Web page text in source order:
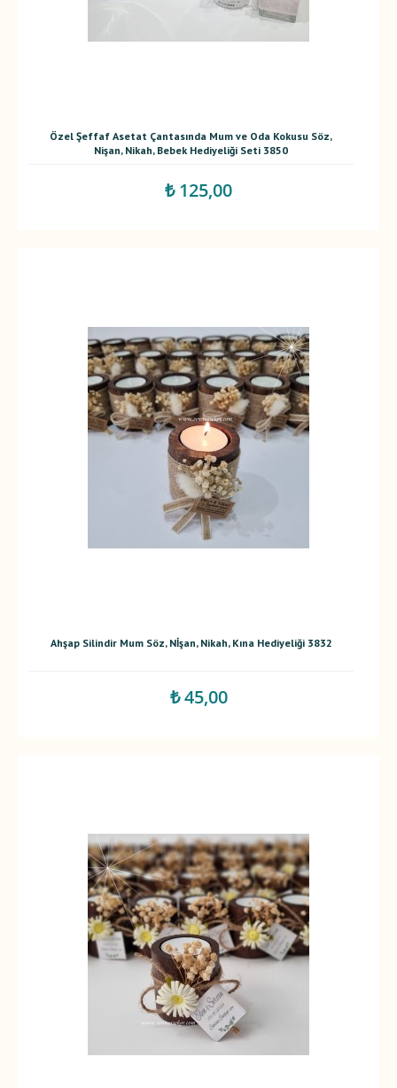
Özel Şeffaf Asetat Çantasında Mum ve Oda Kokusu Söz,
Nişan, Nikah, Bebek Hediyeliği Seti 3850
₺ 125,00
Ahşap Silindir Mum Söz, Nİşan, Nikah, Kına Hediyeliği 3832
₺ 45,00